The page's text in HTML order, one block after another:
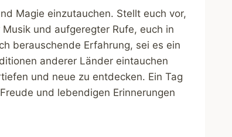
Magie einzutauchen. Stellt euch vor,
und aufgeregter Rufe, euch in
berauschende Erfahrung, sei es ein
anderer Länder eintauchen
und neue zu entdecken. Ein Tag
und lebendigen Erinnerungen